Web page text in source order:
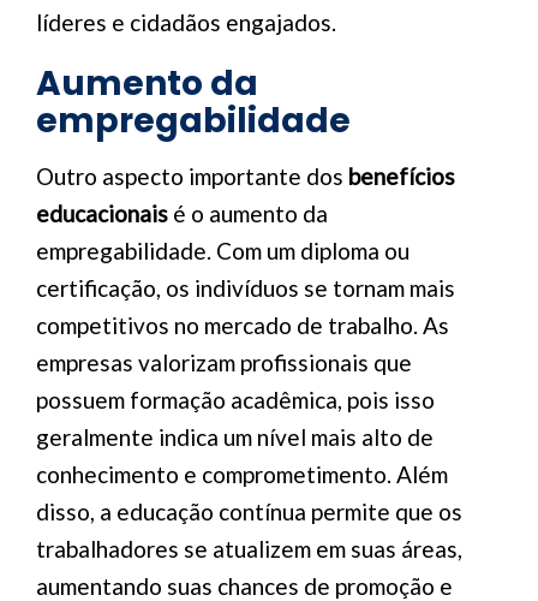
líderes e cidadãos engajados.
Aumento da
empregabilidade
Outro aspecto importante dos benefícios
educacionais é o aumento da
empregabilidade. Com um diploma ou
certificação, os indivíduos se tornam mais
competitivos no mercado de trabalho. As
empresas valorizam profissionais que
possuem formação acadêmica, pois isso
geralmente indica um nível mais alto de
conhecimento e comprometimento. Além
disso, a educação contínua permite que os
trabalhadores se atualizem em suas áreas,
aumentando suas chances de promoção e